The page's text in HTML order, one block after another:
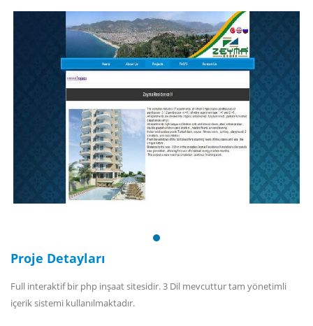
Proje Detayları
Full interaktif bir php inşaat sitesidir. 3 Dil mevcuttur tam yönetimli
içerik sistemi kullanılmaktadır.